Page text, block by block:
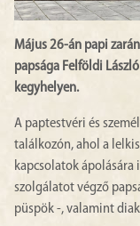
Május 26-án papi
papsága Felföldi
kegyhelyen.
A paptestvéri és
találkozón, ahol a
kapcsolatok ápolására
szolgálatot végző
püspök -, valamint